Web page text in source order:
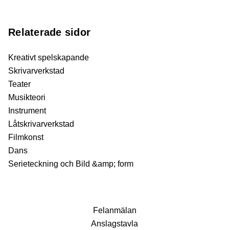
Relaterade sidor
Kreativt spelskapande
Skrivarverkstad
Teater
Musikteori
Instrument
Låtskrivarverkstad
Filmkonst
Dans
Serieteckning och Bild &amp; form
Fel­anmälan
Anslags­tavla